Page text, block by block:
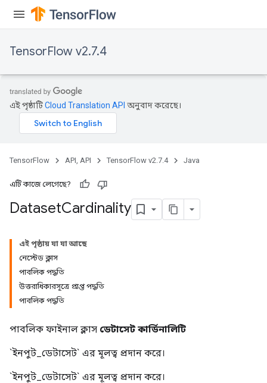
TensorFlow v2.7.4
এই পৃষ্ঠাটিCloud Translation API অনুবাদ করেছে।
TensorFlow API, API TensorFlow v2.7.4 Java
এটি কাজে লেগেছে?
DatasetCardinality
এই পৃষ্ঠায় যা যা আছে
নেস্টেড ক্লাস
পাবলিক পদ্ধতি
উত্তরাধিকারসূত্রে প্রাপ্ত পদ্ধতি
পাবলিক পদ্ধতি
পাবলিক ফাইনাল ক্লাস ডেটাসেট কার্ডিনালিটি
`ইনপুট_ডেটাসেট` এর মূলত্ব প্রদান করে।
`ইনপুট_ডেটাসেট` এর মূলত্ব প্রদান করে।